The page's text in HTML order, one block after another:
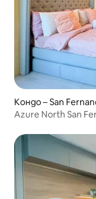
Кондо – San
Azure North San